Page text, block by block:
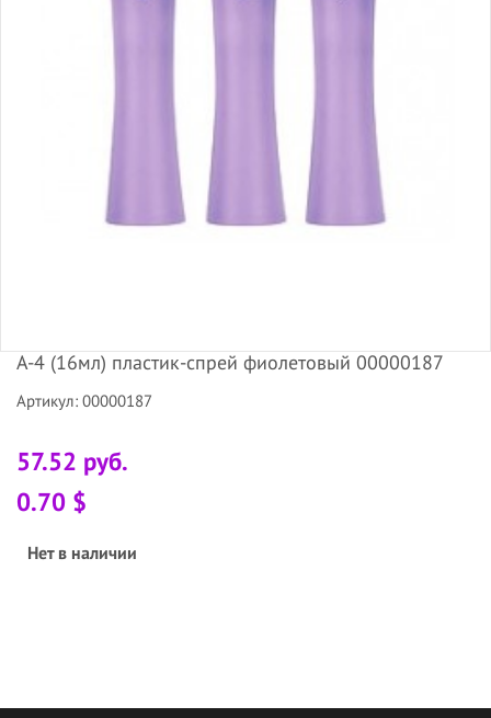
А-4 (16мл) пластик-спрей фиолетовый 00000187
Артикул: 00000187
57.52 руб.
0.70 $
Нет в наличии